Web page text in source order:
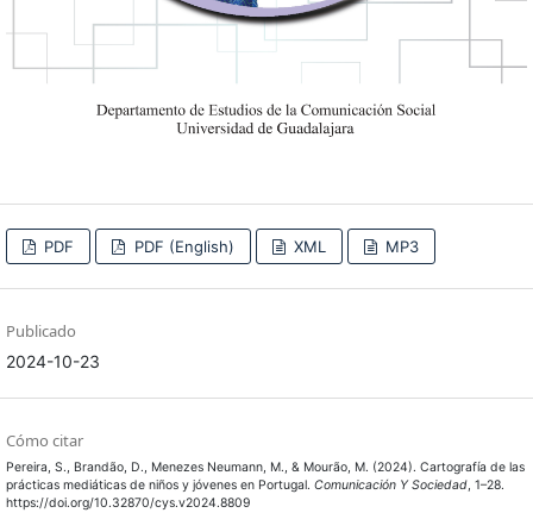
PDF PDF (English) XML MP3
Publicado
2024-10-23
Cómo citar
Pereira, S., Brandão, D., Menezes Neumann, M., & Mourão, M. (2024). Cartografía de las
prácticas mediáticas de niños y jóvenes en Portugal. Comunicación Y Sociedad, 1–28.
https://doi.org/10.32870/cys.v2024.8809